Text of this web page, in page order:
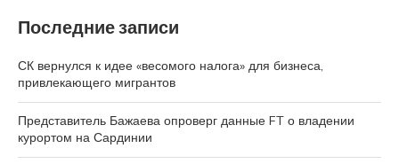
Последние записи
СК вернулся к идее «весомого налога» для бизнеса,
привлекающего мигрантов
Представитель Бажаева опроверг данные FT о владении
курортом на Сардинии